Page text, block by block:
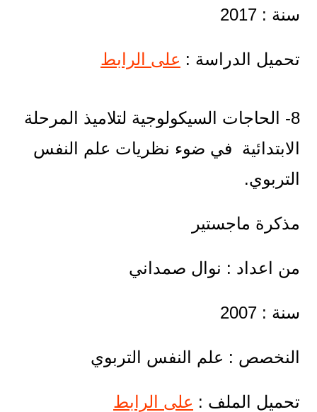
سنة : 2017
تحميل الدراسة : على الرابط
8- الحاجات السيكولوجية لتلاميذ المرحلة
الابتدائية في ضوء نظريات علم النفس
التربوي.
مذكرة ماجستير
من اعداد : نوال صمداني
سنة : 2007
النخصص : علم النفس التربوي
تحميل الملف : على الرابط